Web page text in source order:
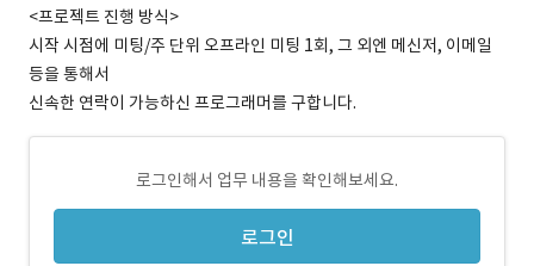
<프로젝트 진행 방식>
시작 시점에 미팅/주 단위 오프라인 미팅 1회, 그 외엔 메신저, 이메일
등을 통해서
신속한 연락이 가능하신 프로그래머를 구합니다.
로그인해서 업무 내용을 확인해보세요.
로그인